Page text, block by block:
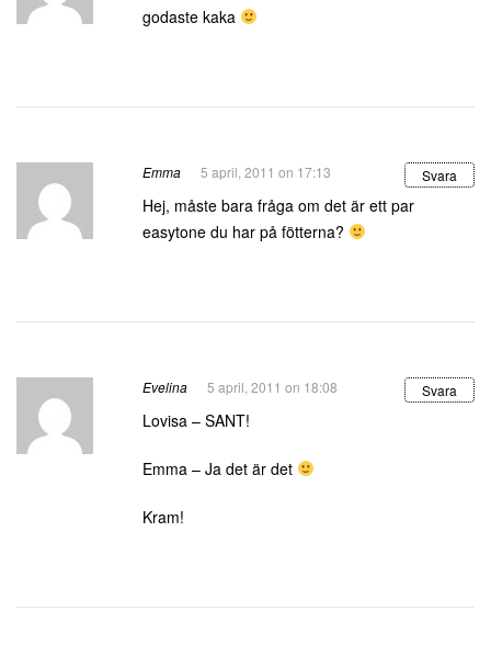
godaste kaka
Emma 5 april, 2011 on 17:13 Svara
Hej, måste bara fråga om det är ett par
easytone du har på fötterna?
Evelina 5 april, 2011 on 18:08 Svara
Lovisa – SANT!
Emma – Ja det är det
Kram!